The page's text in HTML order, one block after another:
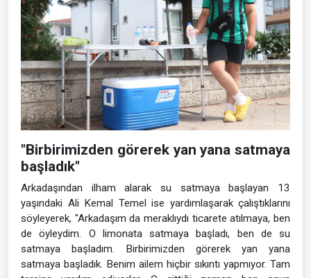
"Birbirimizden görerek yan yana satmaya
başladık"
Arkadaşından ilham alarak su satmaya başlayan 13
yaşındaki Ali Kemal Temel ise yardımlaşarak çalıştıklarını
söyleyerek, "Arkadaşım da meraklıydı ticarete atılmaya, ben
de öyleydim. O limonata satmaya başladı, ben de su
satmaya başladım. Birbirimizden görerek yan yana
satmaya başladık. Benim ailem hiçbir sıkıntı yapmıyor. Tam